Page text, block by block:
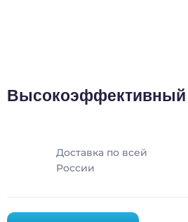
Доставка по всей
России